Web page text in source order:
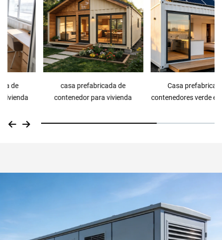
casa prefabricada de
contenedor para vivienda
Casa prefabricada de
contenedores verde e inteligente